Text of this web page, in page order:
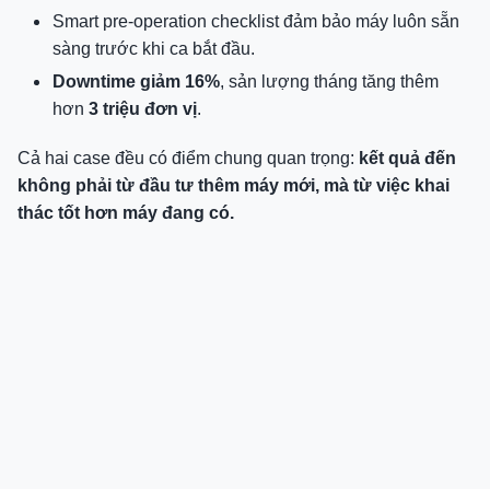
Smart pre-operation checklist đảm bảo máy luôn sẵn
sàng trước khi ca bắt đầu.
Downtime giảm 16%, sản lượng tháng tăng thêm
hơn 3 triệu đơn vị.
Cả hai case đều có điểm chung quan trọng: kết quả đến
không phải từ đầu tư thêm máy mới, mà từ việc khai
thác tốt hơn máy đang có.